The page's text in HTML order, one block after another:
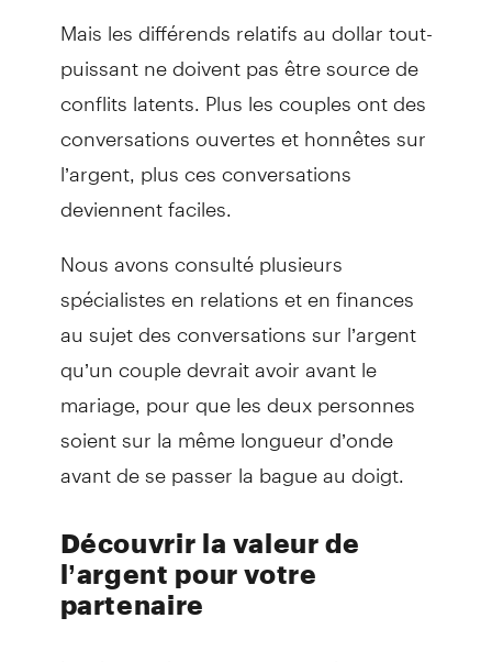
Mais les différends relatifs au dollar tout-
puissant ne doivent pas être source de
conflits latents. Plus les couples ont des
conversations ouvertes et honnêtes sur
l’argent, plus ces conversations
deviennent faciles.
Nous avons consulté plusieurs
spécialistes en relations et en finances
au sujet des conversations sur l’argent
qu’un couple devrait avoir avant le
mariage, pour que les deux personnes
soient sur la même longueur d’onde
avant de se passer la bague au doigt.
Découvrir la valeur de
l’argent pour votre
partenaire